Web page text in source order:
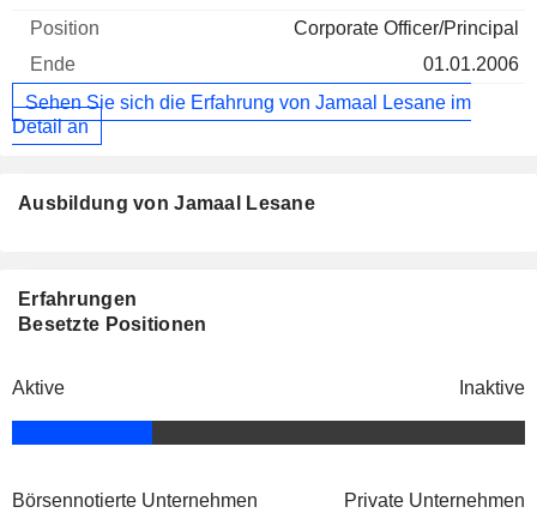
Corporate Officer/Principal
01.01.2006
Sehen Sie sich die Erfahrung von Jamaal Lesane im
Detail an
Ausbildung von Jamaal Lesane
Erfahrungen
Besetzte Positionen
Aktive Inaktive
Börsennotierte Unternehmen Private Unternehmen